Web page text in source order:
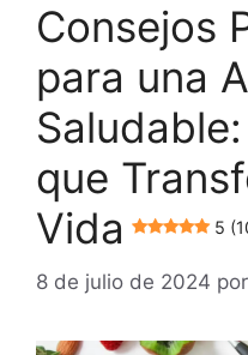
Consejos
para una
que
Vida
5
8 de julio de 2024 por